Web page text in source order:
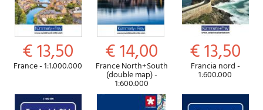
€ 13,50
France - 1:1.000.000
€ 14,00
France North+South
(double map) -
1:600.000
€ 13,50
Francia nord -
1:600.000